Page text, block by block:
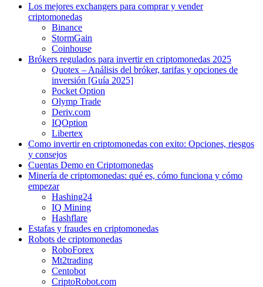
Los mejores exchangers para comprar y vender
criptomonedas
Binance
StormGain
Coinhouse
Brókers regulados para invertir en criptomonedas 2025
Quotex – Análisis del bróker, tarifas y opciones de
inversión [Guía 2025]
Pocket Option
Olymp Trade
Deriv.com
IQOption
Libertex
Como invertir en criptomonedas con exito: Opciones, riesgos
y consejos
Cuentas Demo en Criptomonedas
Minería de criptomonedas: qué es, cómo funciona y cómo
empezar
Hashing24
IQ Mining
Hashflare
Estafas y fraudes en criptomonedas
Robots de criptomonedas
RoboForex
Mt2trading
Centobot
CriptoRobot.com